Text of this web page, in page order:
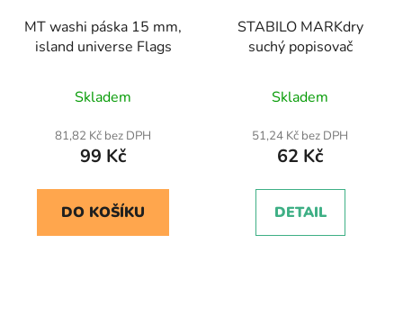
MT washi páska 15 mm,
island universe Flags
Skladem
81,82 Kč bez DPH
99 Kč
DO KOŠÍKU
STABILO MARKdry
suchý popisovač
Skladem
51,24 Kč bez DPH
62 Kč
DETAIL